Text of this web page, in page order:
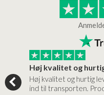
Høj kvalitet og
Høj kvalitet og hurtig
ind til transporten.